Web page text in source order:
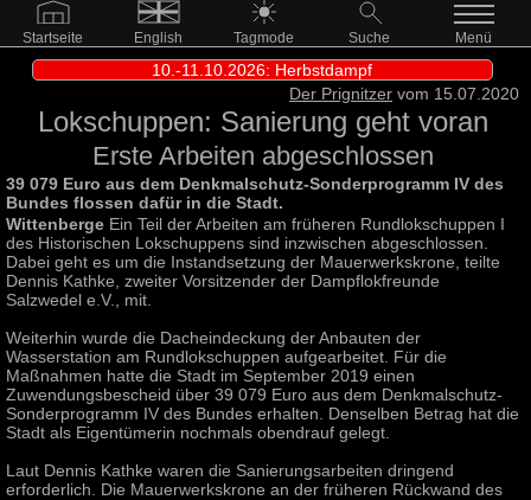
Startseite English Tagmode Suche Menü
10.-11.10.2026: Herbstdampf
Der Prignitzer vom 15.07.2020
Lokschuppen: Sanierung geht voran
Erste Arbeiten abgeschlossen
39 079 Euro aus dem Denkmalschutz-Sonderprogramm IV des
Bundes flossen dafür in die Stadt.
Wittenberge Ein Teil der Arbeiten am früheren Rundlokschuppen I
des Historischen Lokschuppens sind inzwischen abgeschlossen.
Dabei geht es um die Instandsetzung der Mauerwerkskrone, teilte
Dennis Kathke, zweiter Vorsitzender der Dampflokfreunde
Salzwedel e.V., mit.
Weiterhin wurde die Dacheindeckung der Anbauten der
Wasserstation am Rundlokschuppen aufgearbeitet. Für die
Maßnahmen hatte die Stadt im September 2019 einen
Zuwendungsbescheid über 39 079 Euro aus dem Denkmalschutz-
Sonderprogramm IV des Bundes erhalten. Denselben Betrag hat die
Stadt als Eigentümerin nochmals obendrauf gelegt.
Laut Dennis Kathke waren die Sanierungsarbeiten dringend
erforderlich. Die Mauerwerkskrone an der früheren Rückwand des